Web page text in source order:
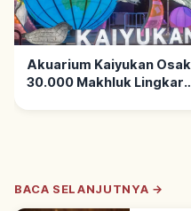
Akuarium Kaiyukan
30.000 Makhluk Lingkar
BACA SELANJUTNYA →